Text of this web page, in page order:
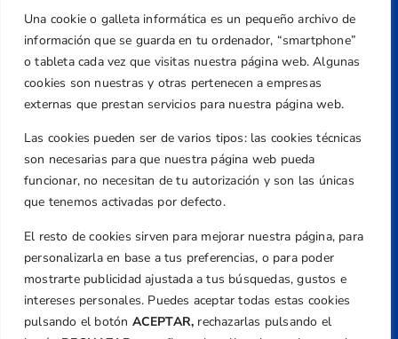
Una cookie o galleta informática es un pequeño archivo de
información que se guarda en tu ordenador, “smartphone”
o tableta cada vez que visitas nuestra página web. Algunas
cookies son nuestras y otras pertenecen a empresas
externas que prestan servicios para nuestra página web.
Las cookies pueden ser de varios tipos: las cookies técnicas
son necesarias para que nuestra página web pueda
funcionar, no necesitan de tu autorización y son las únicas
que tenemos activadas por defecto.
El resto de cookies sirven para mejorar nuestra página, para
personalizarla en base a tus preferencias, o para poder
mostrarte publicidad ajustada a tus búsquedas, gustos e
intereses personales. Puedes aceptar todas estas cookies
pulsando el botón ACEPTAR, rechazarlas pulsando el
Dirección
Centre de L´Esport, Carrer d'Isaac Peral i
Caballero, Nº 5, Despachos 2 y 3, 46980,
Valencia
+34 961 367 799
Email
federacion@golfcv.com
Aviso Legal
Política de Privacidad
Transparencia
Normativa